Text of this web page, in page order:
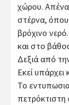
χώρου.
στέρνα,
βρόχινο
και στο
Δεξιά από
Εκεί υπάρχει
Το